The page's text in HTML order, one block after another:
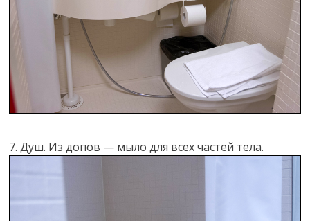
7. Душ. Из допов — мыло для всех частей тела.